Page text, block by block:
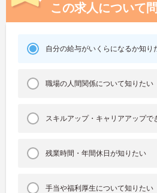
この求人について
自分の給与がいくらになるか知り
職場の人間関係について知りたい
スキルアップ・キャリアアップで
残業時間・年間休日が知りたい
手当や福利厚生について知りたい